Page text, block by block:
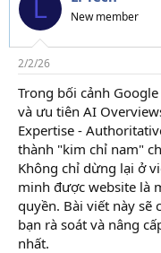
d
s
t
a
r
t
e
r
g
i
L New member
2/2/26
Trong bối cảnh
và ưu tiên AI
Expertise -
thành "kim chỉ nam"
Không chỉ dừng lại ở
minh được website là
quyền. Bài viết này sẽ
bạn rà soát và nâng
nhất.